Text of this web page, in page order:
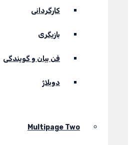
کارگردانی
بازیگری
فن بیان و گویندگی
دوبلاژ
Multipage Two